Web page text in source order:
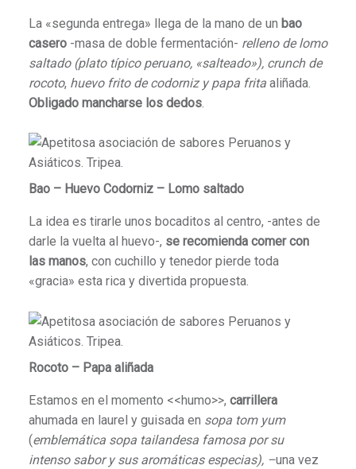
La «segunda entrega» llega de la mano de un bao
casero-masa de doble fermentación- relleno de lomo
saltado (plato típico peruano, «salteado»), crunch de
rocoto, huevo frito de codorniz y papa fritaaliñada.
Obligado mancharse los dedos.
Bao – Huevo Codorniz – Lomo saltado
La idea es tirarle unos bocaditos al centro, -antes de
darle la vuelta al huevo-, se recomienda comer con
las manos, con cuchillo y tenedor pierde toda
«gracia» esta rica y divertida propuesta.
Rocoto – Papa aliñada
Estamos en el momento <<humo>>, carrillera
ahumada en laurel y guisada en sopa tom yum
(emblemática sopa tailandesa famosa por su
intenso sabor y sus aromáticas especias), –una vez